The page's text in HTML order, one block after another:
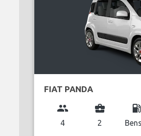
FIAT PANDA
group
4
business_center
2
local_gas_station